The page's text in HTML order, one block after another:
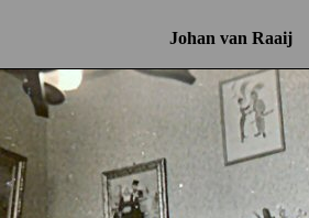
Johan van Raaij